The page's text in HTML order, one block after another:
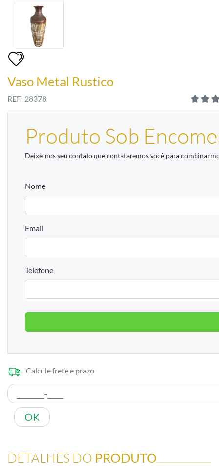
Vaso Metal Rustico
REF: 28378
Produto Sob
Deixe-nos seu contato que contataremos você para
Nome
Email
Telefone
Calcule frete e prazo
OK
DETALHES DO PRODUTO